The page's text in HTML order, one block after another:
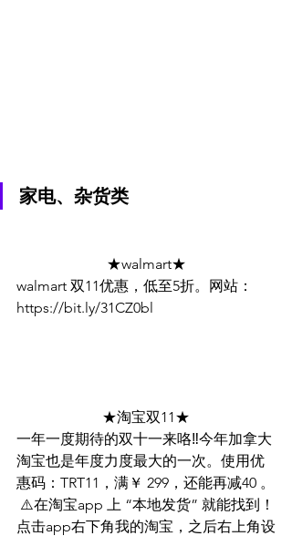
家电、杂货类
★walmart★
walmart 双11优惠，低至5折。网站：
https://bit.ly/31CZ0bl
★淘宝双11★
一年一度期待的双十一来咯‼️今年加拿大
淘宝也是年度力度最大的一次。使用优
惠码：TRT11，满￥ 299，还能再减40 。
点击app右下角我的淘宝，之后右上角设